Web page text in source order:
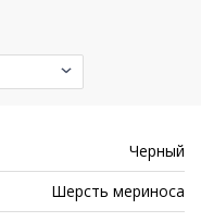
Черный
Шерсть мериноса